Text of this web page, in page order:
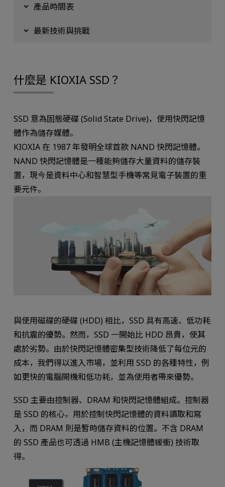
產品時間表
最新技術與挑戰
什麼是 KIOXIA SSD？
SSD 意為固態硬碟 (Solid State Drive)，使用快閃記憶
體作為儲存媒體。
KIOXIA 在 1987 年發明全球首款 NAND 快閃記憶體。
NAND 快閃記憶體是一種能夠儲存大量資料的儲存裝
置，現今是資料中心和智慧型手機等常見電子裝置的重
要元件。
與使用磁碟的硬碟 (HDD) 相比，SSD 具有高速、低功耗
和抗震的優勢。然而，SSD 一開始比 HDD 昂貴，使其
處於劣勢。由於快閃記憶體密集型技術降低了每位元的
成本，我們得以進入市場，並利用 SSD 的各種特性，例
如更快的電腦開機和低功耗，並為使用者帶來優勢。
SSD 主要由控制器、DRAM 和快閃記憶體組成。控制器
是 SSD 的核心，用於控制快閃記憶體的資料讀取和寫
入，而 DRAM 則是暫時儲存資料的位置。不含 DRAM
的 SSD 產品也可透過 HMB (主機記憶體緩衝) 技術取
得。